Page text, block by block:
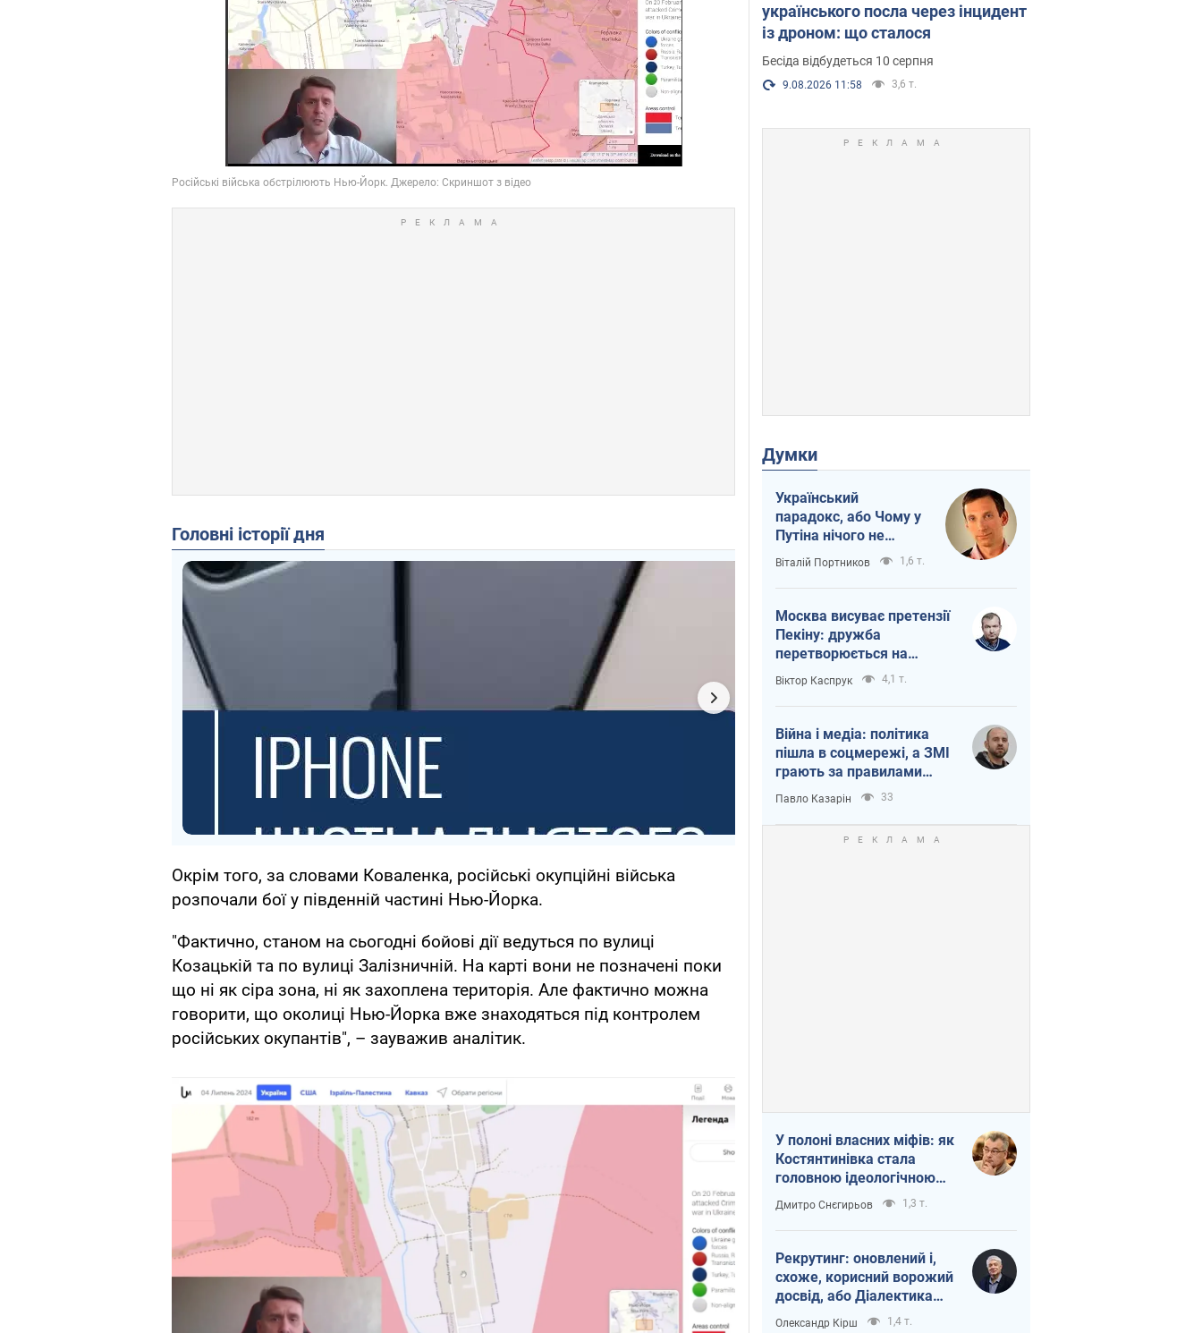
Головні історії дня
Окрім того, за словами Коваленка, російські окупційні війська
розпочали бої у південній частині Нью-Йорка.
"Фактично, станом на сьогодні бойові дії ведуться по вулиці
Козацькій та по вулиці Залізничній. На карті вони не позначені поки
що ні як сіра зона, ні як захоплена територія. Але фактично можна
говорити, що околиці Нью-Йорка вже знаходяться під контролем
російських окупантів", – зауважив аналітик.
українського посла через інцидент
із дроном: що сталося
Бесіда відбудеться 10 серпня
9.08.2026 11:58 3,6 т.
Думки
Український
парадокс, або Чому у
Путіна нічого не
вийшло з Україною
Віталій Портников 1,6 т.
Москва висуває претензії
Пекіну: дружба
перетворюється на
залежність Росії від
Китаю
Віктор Каспрук 4,1 т.
Війна і медіа: політика
пішла в соцмережі, а ЗМІ
грають за правилами
ютуб
Павло Казарін 33
У полоні власних міфів: як
Костянтинівка стала
головною ідеологічною
пасткою для російських
окупантів
Дмитро Снєгирьов 1,3 т.
Рекрутинг: оновлений і,
схоже, корисний ворожий
досвід, або Діалектика
вибагливого боягузтва
Олександр Кірш 1,4 т.